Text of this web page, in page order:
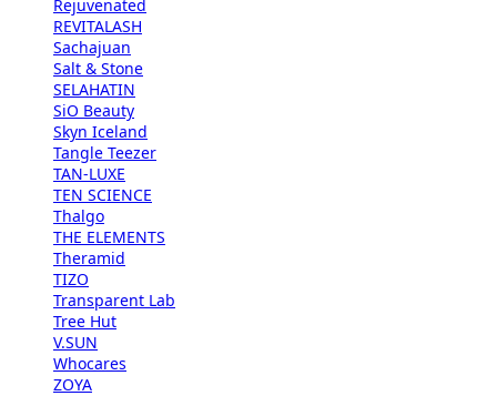
Rejuvenated
REVITALASH
Sachajuan
Salt & Stone
SELAHATIN
SiO Beauty
Skyn Iceland
Tangle Teezer
TAN-LUXE
TEN SCIENCE
Thalgo
THE ELEMENTS
Theramid
TIZO
Transparent Lab
Tree Hut
V.SUN
Whocares
ZOYA